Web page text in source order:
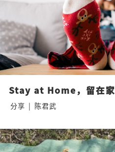
Stay at Home，留在家
分享 | 陈君武